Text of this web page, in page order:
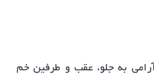
به جلو، عقب و طرفین خم